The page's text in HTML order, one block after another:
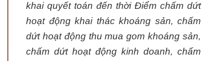
khai quyết toán đến thời Điểm chấm dứt
hoạt động khai thác khoáng sản, chấm
dứt hoạt động thu mua gom khoáng sản,
chấm dứt hoạt động kinh doanh, chấm